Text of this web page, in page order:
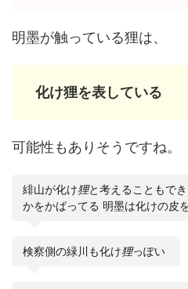
明墨が触っている狸は、
化け狸を表している
可能性もありそうですね。
緋山が化け狸と考えることもで
かをかばってる 明墨は化けの皮
検察側の緑川も化け狸っぽい